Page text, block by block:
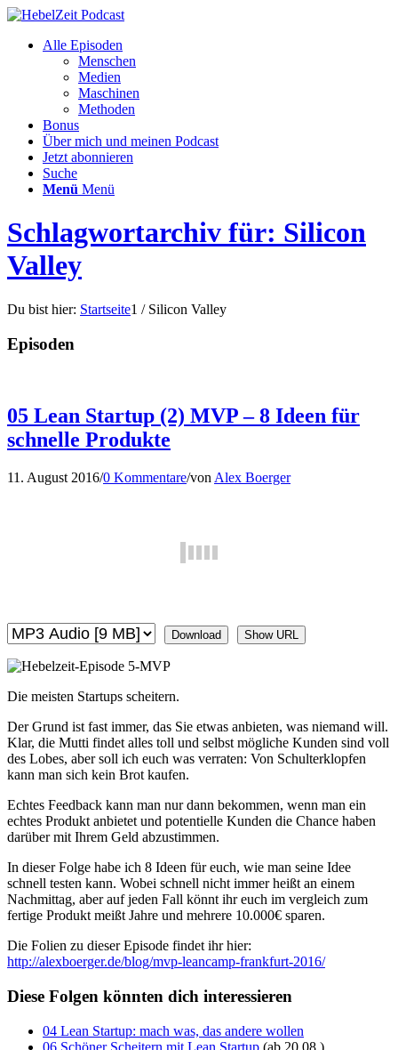
Alle Episoden
Menschen
Medien
Maschinen
Methoden
Bonus
Über mich und meinen Podcast
Jetzt abonnieren
Suche
Menü Menü
Schlagwortarchiv für: Silicon
Valley
Du bist hier: Startseite1 / Silicon Valley
Episoden
05 Lean Startup (2) MVP – 8 Ideen für
schnelle Produkte
11. August 2016/0 Kommentare/von Alex Boerger
Download Show URL
Die meisten Startups scheitern.
Der Grund ist fast immer, das Sie etwas anbieten, was niemand will.
Klar, die Mutti findet alles toll und selbst mögliche Kunden sind voll
des Lobes, aber soll ich euch was verraten: Von Schulterklopfen
kann man sich kein Brot kaufen.
Echtes Feedback kann man nur dann bekommen, wenn man ein
echtes Produkt anbietet und potentielle Kunden die Chance haben
darüber mit Ihrem Geld abzustimmen.
In dieser Folge habe ich 8 Ideen für euch, wie man seine Idee
schnell testen kann. Wobei schnell nicht immer heißt an einem
Nachmittag, aber auf jeden Fall könnt ihr euch im vergleich zum
fertige Produkt meißt Jahre und mehrere 10.000€ sparen.
Die Folien zu dieser Episode findet ihr hier:
http://alexboerger.de/blog/mvp-leancamp-frankfurt-2016/
Diese Folgen könnten dich interessieren
04 Lean Startup: mach was, das andere wollen
06 Schöner Scheitern mit Lean Startup (ab 20.08.)